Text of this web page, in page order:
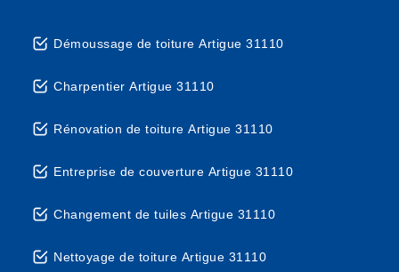
Démoussage de toiture Artigue 31110
Charpentier Artigue 31110
Rénovation de toiture Artigue 31110
Entreprise de couverture Artigue 31110
Changement de tuiles Artigue 31110
Nettoyage de toiture Artigue 31110